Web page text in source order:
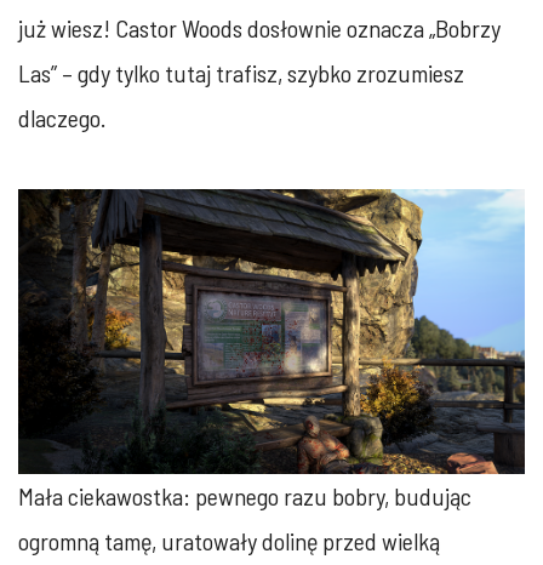
już wiesz! Castor Woods dosłownie oznacza „Bobrzy
Las” – gdy tylko tutaj trafisz, szybko zrozumiesz
dlaczego.
Mała ciekawostka: pewnego razu bobry, budując
ogromną tamę, uratowały dolinę przed wielką